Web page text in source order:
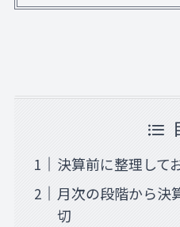
決算前に整理して
月次の段階から決
切